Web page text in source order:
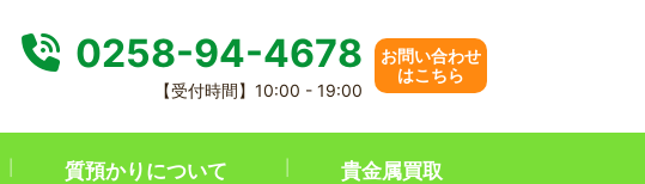
0258-94-4678
【受付時間】10:00 - 19:00
お問い合わせ
はこちら
質預かりについて 貴金属買取